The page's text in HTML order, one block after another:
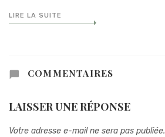
LIRE LA SUITE
COMMENTAIRES
LAISSER UNE RÉPONSE
Votre adresse e-mail ne sera pas publiée.